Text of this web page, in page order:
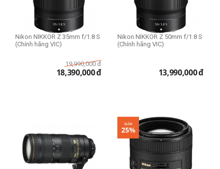
Nikon NIKKOR Z 35mm f/1.8 S
(Chính hãng VIC)
19,990,000 đ
18,390,000đ
Nikon NIKKOR Z 50mm f/1.8 S
(Chính hãng VIC)
13,990,000đ
GIẢM
25%